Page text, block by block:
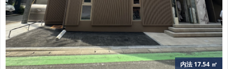
内法 17.54 ㎡